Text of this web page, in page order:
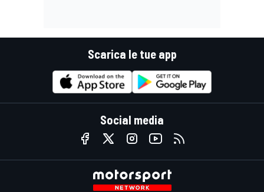
Scarica le tue app
Social media